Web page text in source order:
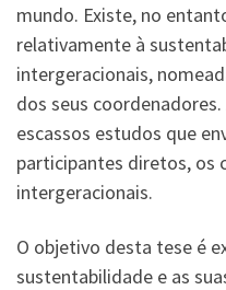
mundo. Existe, no
relativamente à
intergeracionais,
dos seus
escassos estudos que
participantes diretos, os
intergeracionais.
O objetivo desta tese é
sustentabilidade e as